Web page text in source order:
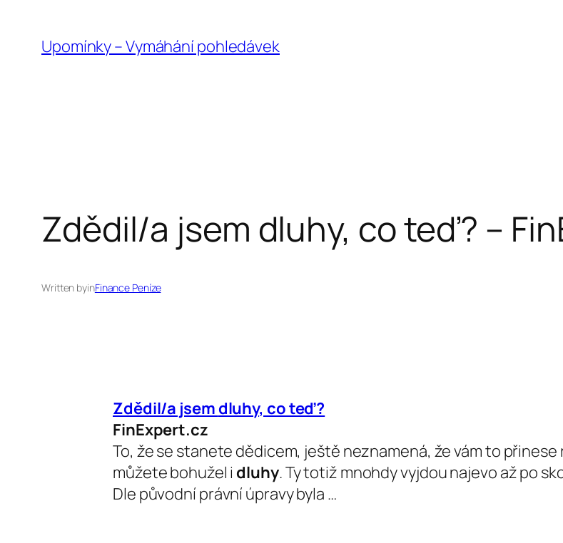
obsah
Upomínky – Vymáhání pohledávek
Zdědil/a jsem dluhy, co teď? –
Written byinFinance Peníze
Zdědil/a jsem dluhy, co teď?
FinExpert.cz
To, že se stanete dědicem, ještě neznamená, že vám to
můžete bohužel i dluhy. Ty totiž mnohdy vyjdou najevo až po
Dle původní právní úpravy byla …